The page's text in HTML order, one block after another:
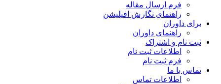
فرم ارسال مقاله
راهنمای نگارش افیلیشن
برای داوران
راهنمای داوران
ثبت نام و اشتراک
اطلاعات ثبت نام
فرم ثبت نام
تماس با ما
اطلاعات تماس